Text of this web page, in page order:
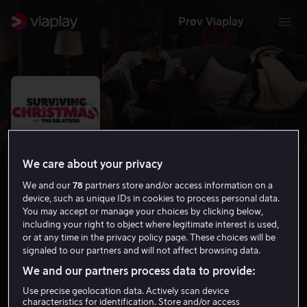
Prøv Viaplay
Surviving Christmas with the
Relatives
5.2 Drama Komedie 2018 1 t 37 min
We care about your privacy
We and our78 partners store and/or access information on a
device, such as unique IDs in cookies to process personal data.
You may accept or manage your choices by clicking below,
including your right to object where legitimate interest is used,
or at any time in the privacy policy page. These choices will be
signaled to our partners and will not affect browsing data.
We and our partners process data to provide:
Use precise geolocation data. Actively scan device
characteristics for identification. Store and/or access